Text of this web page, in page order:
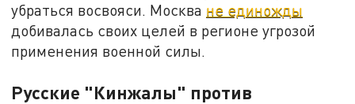
убраться восвояси. Москва не единожды
добивалась своих целей в регионе угрозой
применения военной силы.
Русские "Кинжалы" против